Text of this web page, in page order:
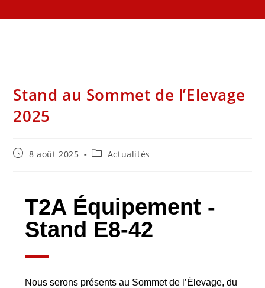
Stand au Sommet de l’Elevage
2025
8 août 2025 Actualités
T2A Équipement -
Stand E8-42
Nous serons présents au Sommet de l’Élevage, du